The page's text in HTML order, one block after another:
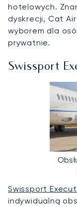
hotelowych.
dyskrecji, Cat
wyborem dla
prywatnie.
Swissport
Swissport
indywidualną